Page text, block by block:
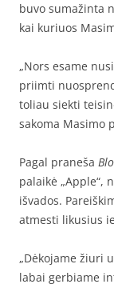
buvo sumažinta
kai kuriuos
„Nors esame
priimti
toliau siekti
sakoma Masimo
Pagal praneša
palaikė „Apple“,
išvados.
atmesti likusius
„Dėkojame žiuri
labai gerbiame